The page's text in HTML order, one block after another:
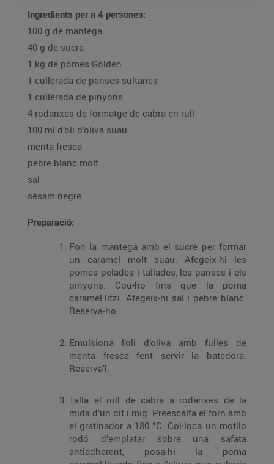
Ingredients per a 4 persones:
100 g de mantega
40 g de sucre
1 kg de pomes Golden
1 cullerada de panses sultanes
1 cullerada de pinyons
4 rodanxes de formatge de cabra en rull
100 ml d’oli d’oliva suau
menta fresca
pebre blanc molt
sal
sèsam negre
Preparació:
Fon la mantega amb el sucre per formar
un caramel molt suau. Afegeix-hi les
pomes pelades i tallades, les panses i els
pinyons. Cou-ho fins que la poma
caramel·litzi. Afegeix-hi sal i pebre blanc.
Reserva-ho.
Emulsiona l’oli d’oliva amb fulles de
menta fresca fent servir la batedora.
Reserva’l.
Talla el rull de cabra a rodanxes de la
mida d’un dit i mig. Preescalfa el forn amb
el gratinador a 180 °C. Col·loca un motllo
rodó d’emplatar sobre una safata
antiadherent, posa-hi la poma